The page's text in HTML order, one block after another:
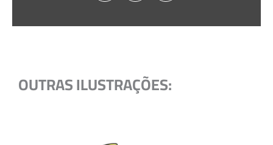
OUTRAS ILUSTRAÇÕES: